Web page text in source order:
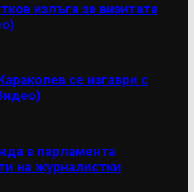
излъга за визитата
се изгаври с
в парламента
на журналистки